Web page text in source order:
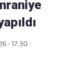
- 17:30